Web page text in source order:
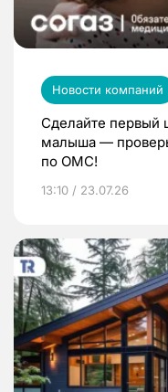
Новости компаний
Сделайте первый
малыша —
по ОМС!
13:10 / 23.07.26